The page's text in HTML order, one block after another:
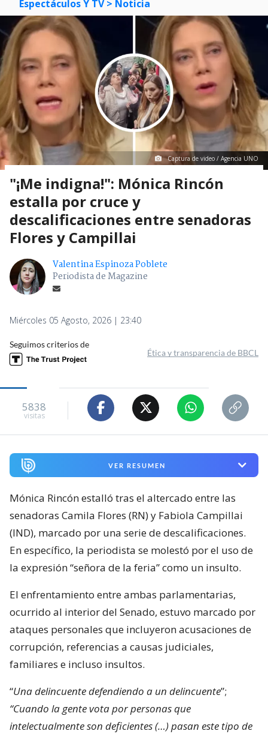
Espectáculos Y TV > Noticia
Captura de video / Agencia UNO
"¡Me indigna!": Mónica Rincón
estalla por cruce y
descalificaciones entre senadoras
Flores y Campillai
Valentina Espinoza Poblete
Periodista de Magazine
Miércoles 05 Agosto, 2026 | 23:40
Seguimos criterios de
Ética y transparencia de BBCL
5838
visitas
VER RESUMEN
Mónica Rincón estalló tras el altercado entre las
senadoras Camila Flores (RN) y Fabiola Campillai
(IND), marcado por una serie de descalificaciones.
En específico, la periodista se molestó por el uso de
la expresión “señora de la feria” como un insulto.
El enfrentamiento entre ambas parlamentarias,
ocurrido al interior del Senado, estuvo marcado por
ataques personales que incluyeron acusaciones de
corrupción, referencias a causas judiciales,
familiares e incluso insultos.
“Una delincuente defendiendo a un delincuente”;
“Cuando la gente vota por personas que
intelectualmente son deficientes (…) pasan este tipo de